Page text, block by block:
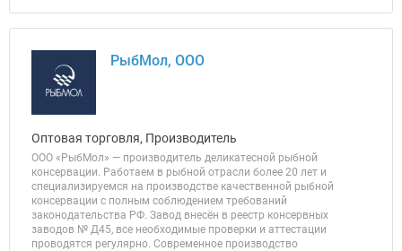
РыбМол, ООО
Оптовая торговля, Производитель
ООО «РыбМол» — производитель деликатесной рыбной
консервации. Работаем в рыбной отрасли более 20 лет и
специализируемся на производстве качественной рыбной
консервации с полным соблюдением требований
законодательства РФ. Завод внесён в реестр консервных
заводов № Д45, все необходимые проверки и аттестации
проводятся регулярно. Современное производство